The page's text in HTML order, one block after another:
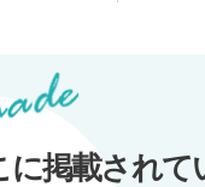
に掲載されて